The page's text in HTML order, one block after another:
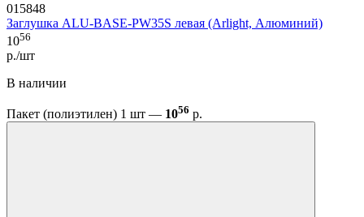
015848
Заглушка ALU-BASE-PW35S левая (Arlight, Алюминий)
1056
р./шт
В наличии
Пакет (полиэтилен) 1 шт — 1056 р.